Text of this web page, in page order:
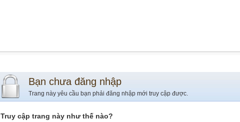
Bạn chưa đăng nhập
Trang này yêu cầu bạn phải đăng nhập mới truy cập được.
Truy cập trang này như thế nào?